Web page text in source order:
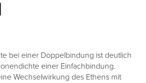
bei einer Doppelbindung ist deutlich
einer Einfachbindung.
Wechselwirkung des Ethens mit